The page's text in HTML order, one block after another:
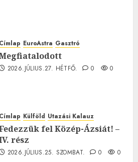
Címlap EuroAstra Gasztró
2026.JÚLIUS.27. HÉTFŐ. 0 0
Címlap Külföld Utazási Kalauz
fel Közép-Ázsiát! –
rész
2026.JÚLIUS.25. SZOMBAT. 0 0